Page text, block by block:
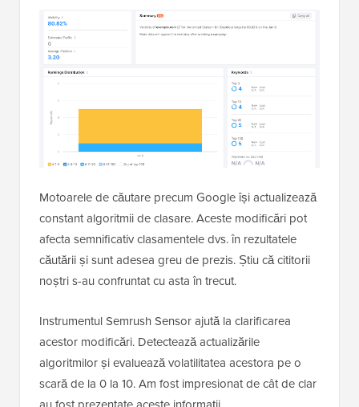
Motoarele de căutare precum Google își actualizează
constant algoritmii de clasare. Aceste modificări pot
afecta semnificativ clasamentele dvs. în rezultatele
căutării și sunt adesea greu de prezis. Știu că cititorii
noștri s-au confruntat cu asta în trecut.
Instrumentul Semrush Sensor ajută la clarificarea
acestor modificări. Detectează actualizările
algoritmilor și evaluează volatilitatea acestora pe o
scară de la 0 la 10. Am fost impresionat de cât de clar